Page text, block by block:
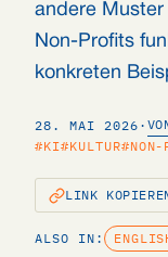
andere Muster
Non-Profits
konkreten
28. MAI 2026 ·
#KI#KULTUR
LINK
ALSO IN: